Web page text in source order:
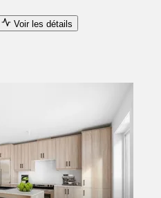
Voir les détails